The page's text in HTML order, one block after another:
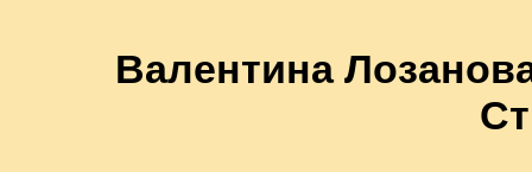
Валентина